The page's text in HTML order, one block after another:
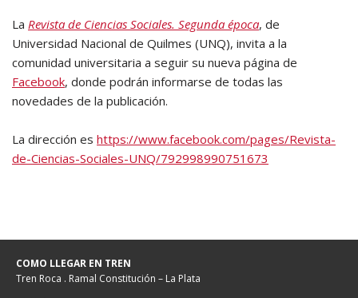
La Revista de Ciencias Sociales. Segunda época, de
Universidad Nacional de Quilmes (UNQ), invita a la
comunidad universitaria a seguir su nueva página de
Facebook, donde podrán informarse de todas las
novedades de la publicación.
La dirección es https://www.facebook.com/pages/Revista-
de-Ciencias-Sociales-UNQ/792998990751673
COMO LLEGAR EN TREN
Tren Roca . Ramal Constitución – La Plata